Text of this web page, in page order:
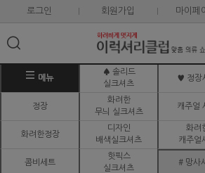
로그인 회원가입 마이페
메뉴
♠ 솔리드
실크셔츠
♥ 정장
정장
화려한
무늬 실크셔츠
캐주얼
화려한정장
디자인
배색실크셔츠
화려
캐주얼
콤비세트
핫픽스
실크셔츠
# 망사